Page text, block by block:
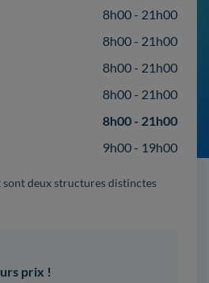
8h00 - 21h00
8h00 - 21h00
8h00 - 21h00
8h00 - 21h00
8h00 - 21h00
9h00 - 19h00
sont deux structures distinctes
prix !